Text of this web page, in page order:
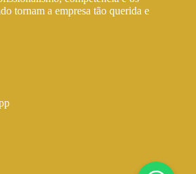
tornam a empresa tão querida e